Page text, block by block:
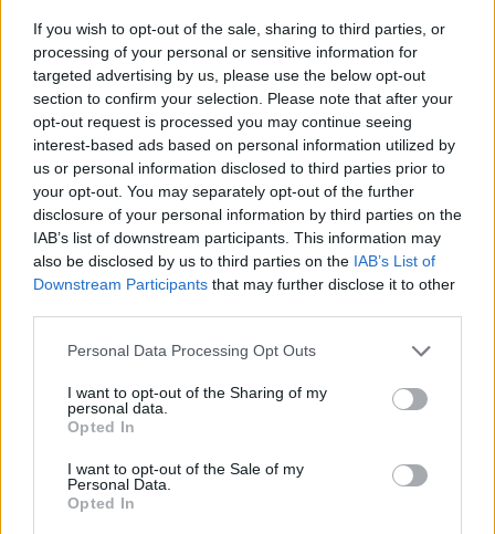
If you wish to opt-out of the sale, sharing to third parties, or
processing of your personal or sensitive information for
targeted advertising by us, please use the below opt-out
section to confirm your selection. Please note that after your
opt-out request is processed you may continue seeing
interest-based ads based on personal information utilized by
us or personal information disclosed to third parties prior to
your opt-out. You may separately opt-out of the further
disclosure of your personal information by third parties on the
IAB’s list of downstream participants. This information may
also be disclosed by us to third parties on the IAB’s List of
Downstream Participants that may further disclose it to other
Please note that this website/app uses one or more Google
not limited to your visit or usage behaviour. You may click to
grant or deny consent to Google and its third-party tags to
use your data for below specified purposes in below Google
consent section.
Personal Data Processing Opt Outs
I want to opt-out of the Sharing of my
personal data.
Opted In
I want to opt-out of the Sale of my
Personal Data.
Opted In
#ιωαννινα πρωτότυπος
ήχος – Epiruspost
Σύμφωνα με μαρτυρίες κατοίκων, το χαλάζι είχε
μεγάλο μέγεθος και έπεφτε με ιδιαίτερη ένταση,
προκαλώντας ανησυχία και αναστάτωση.
ΔΙΑΦΗΜΙΣΗ